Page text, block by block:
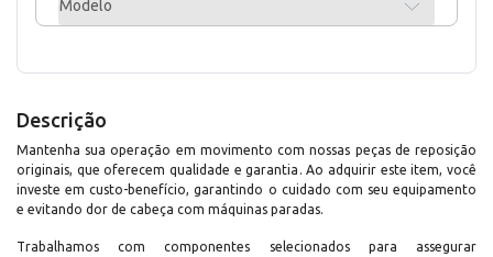
Modelo
Descrição
Mantenha sua operação em movimento com nossas peças de reposição
originais, que oferecem qualidade e garantia. Ao adquirir este item, você
investe em custo-benefício, garantindo o cuidado com seu equipamento
e evitando dor de cabeça com máquinas paradas.
Trabalhamos com componentes selecionados para assegurar